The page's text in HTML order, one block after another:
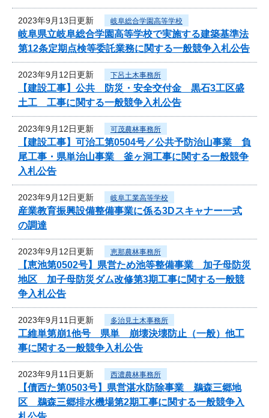
2023年9月13日更新 岐阜総合学園高等学校
岐阜県立岐阜総合学園高等学校で実施する建築基準法
第12条定期点検等委託業務に関する一般競争入札公告
2023年9月12日更新 下呂土木事務所
【建設工事】公共 防災・安全交付金 黒石3工区盛
土工 工事に関する一般競争入札公告
2023年9月12日更新 可茂農林事務所
【建設工事】可治工第0504号／公共予防治山事業 負
尾工事・県単治山事業 釜ヶ洞工事に関する一般競争
入札公告
2023年9月12日更新 岐阜工業高等学校
産業教育振興設備整備事業に係る3Dスキャナー一式
の調達
2023年9月12日更新 恵那農林事務所
【恵池第0502号】県営ため池等整備事業 加子母防災
地区 加子母防災ダム改修第3期工事に関する一般競
争入札公告
2023年9月11日更新 多治見土木事務所
工維単第崩1他号 県単 崩壊決壊防止（一般）他工
事に関する一般競争入札公告
2023年9月11日更新 西濃農林事務所
【債西た第0503号】県営湛水防除事業 鵜森三郷地
区 鵜森三郷排水機場第2期工事に関する一般競争入